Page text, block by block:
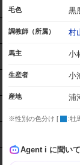
毛色 黒
調教師（所属） 村
馬主 小
生産者 小
産地 浦
※性別の色分け [ :牡
Agent i に聞い